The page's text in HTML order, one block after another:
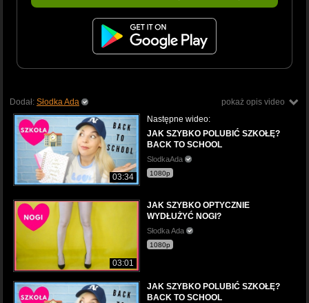
pokaż opis video
Dodał: Słodka Ada
03:34
Następne wideo:
JAK SZYBKO POLUBIĆ SZKOŁĘ?
BACK TO SCHOOL
SlodkaAda
1080p
03:01
JAK SZYBKO OPTYCZNIE
WYDŁUŻYĆ NOGI?
Słodka Ada
1080p
JAK SZYBKO POLUBIĆ SZKOŁĘ?
BACK TO SCHOOL